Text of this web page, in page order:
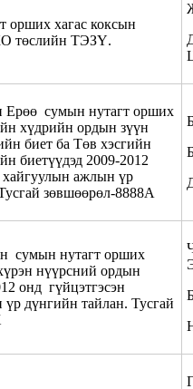
орших хагас коксын
төслийн ТЭЗҮ.
Ерөө сумын нутагт орших
хүдрийн ордын зүүн
биет ба Төв хэсгийн
биетүүдэд 2009-2012
ажлын үр
зөвшөөрөл-8888А
сумын нутагт орших
нүүрсний ордын
онд гүйцэтгэсэн
дүнгийн тайлан. Тусгай